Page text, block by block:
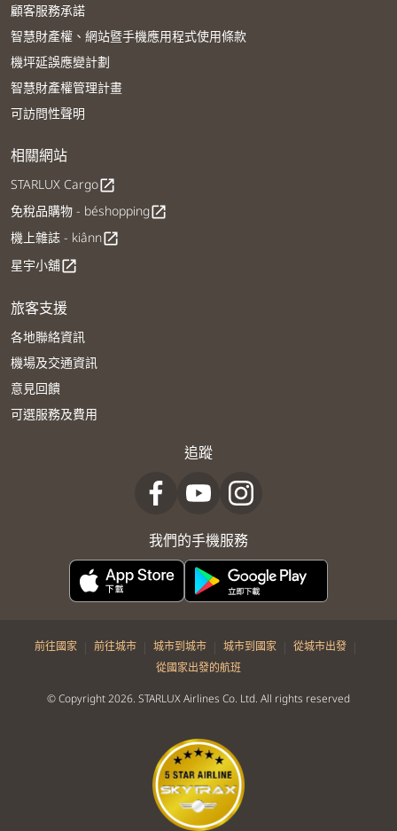
顧客服務承諾
智慧財產權、網站暨手機應用程式使用條款
機坪延誤應變計劃
智慧財產權管理計畫
可訪問性聲明
相關網站
STARLUX Cargoopen_in_new
免稅品購物 - béshoppingopen_in_new
機上雜誌 - kiânnopen_in_new
星宇小舖open_in_new
旅客支援
各地聯絡資訊
機場及交通資訊
意見回饋
可選服務及費用
追蹤
我們的手機服務
前往國家 | 前往城市 | 城市到城市 | 城市到國家 | 從城市出發 |
從國家出發的航班
© Copyright 2026. STARLUX Airlines Co. Ltd. All rights reserved